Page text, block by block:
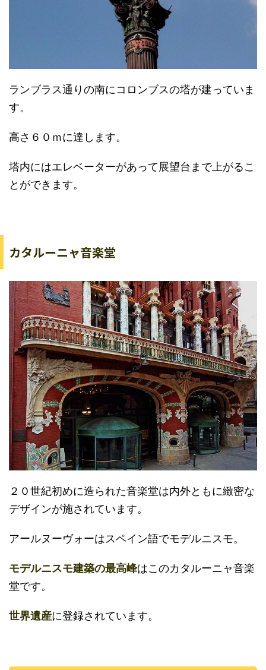
ランブラス通りの南にコロンブスの塔が建っていま
す。
高さ６０ｍに達します。
塔内にはエレベーターがあって展望台まで上がるこ
とができます。
カタルーニャ音楽堂
２０世紀初めに造られた音楽堂は内外ともに緻密な
デザインが施されています。
アールヌーヴォーはスペイン語でモデルニスモ。
モデルニスモ建築の最高峰はこのカタルーニャ音楽
堂です。
世界遺産に登録されています。